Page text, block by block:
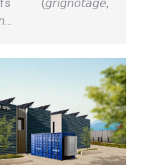
(𝘨𝘳𝘪𝘨𝘯𝘰𝘵𝘢𝘨𝘦,